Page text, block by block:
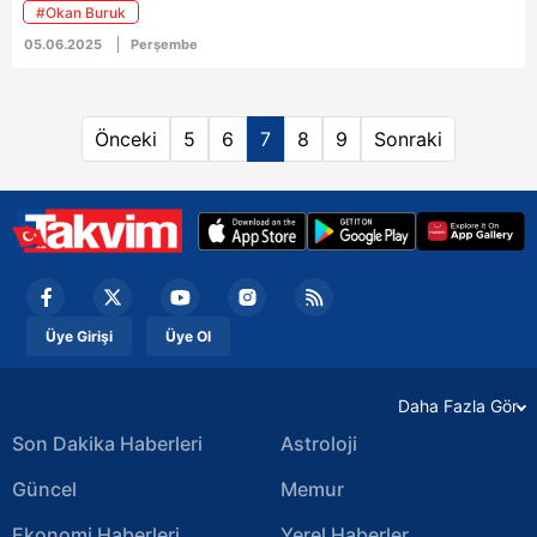
#Okan Buruk
05.06.2025 Perşembe
Önceki 5 6 7 8 9 Sonraki
Üye Girişi Üye Ol
Daha Fazla Gör
Son Dakika Haberleri
Güncel
Astroloji
Memur